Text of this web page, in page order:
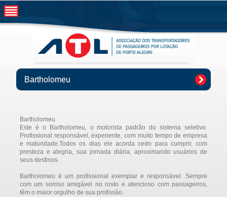
Bartholomeu
Bartholomeu
Este é o Bartholomeu, o motorista padrão do sistema seletivo.
Profissional responsável, experiente, com muito tempo de empresa
e maturidade.Todos os dias ele acorda cedo para cumprir, com
presteza e alegria, sua jornada diária, aproximando usuários de
seus destinos.
Bartholomeu é um profissional exemplar e responsável. Sempre
com um sorriso amigável no rosto e atencioso com passageiros,
têm o maior orgulho de sua profissão.